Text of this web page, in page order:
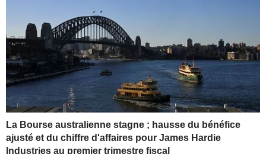
La Bourse australienne stagne ; hausse du bénéfice
ajusté et du chiffre d'affaires pour James Hardie
Industries au premier trimestre fiscal